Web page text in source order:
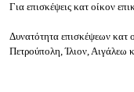
Για επισκέψεις κατ οίκον
Δυνατότητα επισκέψεων κατ
Πετρούπολη, Ίλιον, Αιγάλεω